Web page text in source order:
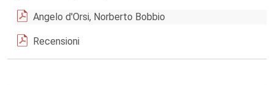
Angelo d'Orsi, Norberto Bobbio
Recensioni